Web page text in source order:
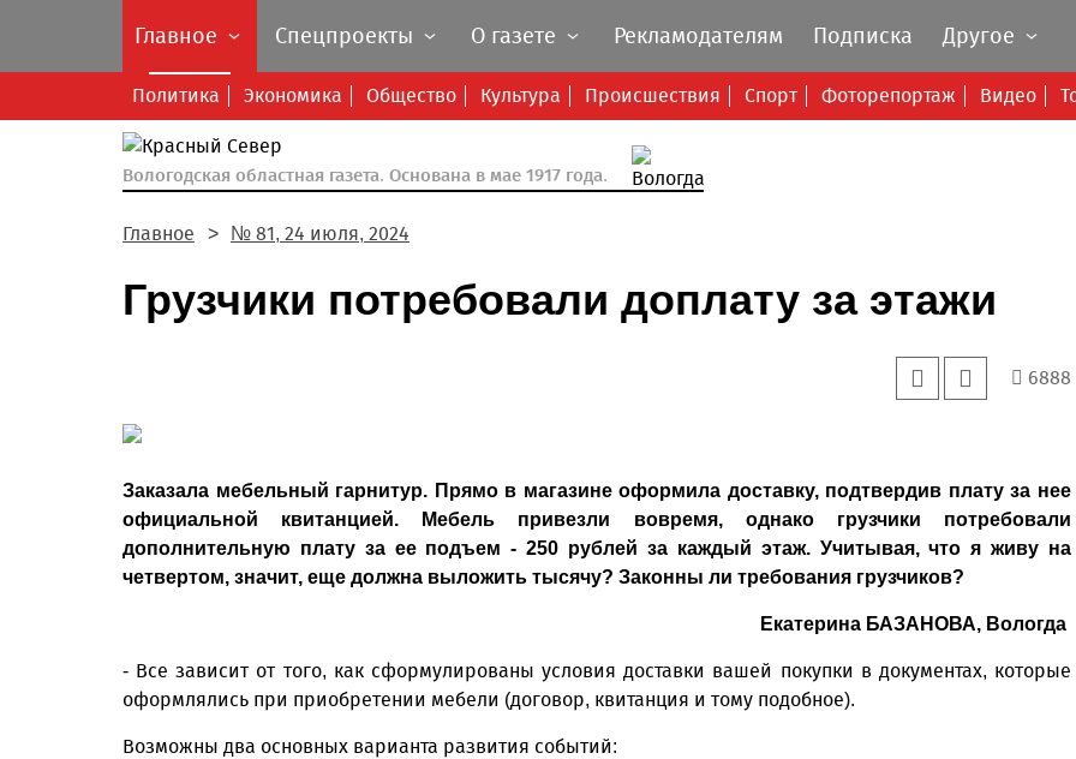
Главное
Политика Экономика Общество Культура Происшествия Спорт Фоторепортаж Видео
Спецпроекты О газете Рекламодателям Подписка Другое
Вологодская областная газета. Основана в мае 1917 года.
Главное № 81, 24 июля, 2024
Грузчики потребовали доплату за этажи
6888
Заказала мебельный гарнитур. Прямо в магазине оформила доставку, подтвердив плату за нее
официальной квитанцией. Мебель привезли вовремя, однако грузчики потребовали
дополнительную плату за ее подъем - 250 рублей за каждый этаж. Учитывая, что я живу на
четвертом, значит, еще должна выложить тысячу? Законны ли требования грузчиков?
Екатерина БАЗАНОВА, Вологда
- Все зависит от того, как сформулированы условия доставки вашей покупки в документах, которые
оформлялись при приобретении мебели (договор, квитанция и тому подобное).
Возможны два основных варианта развития событий: